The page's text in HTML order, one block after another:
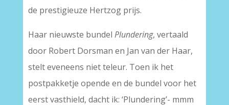
de prestigieuze Hertzog prijs.
Haar nieuwste bundel Plundering, vertaald
door Robert Dorsman en Jan van der Haar,
stelt eveneens niet teleur. Toen ik het
postpakketje opende en de bundel voor het
eerst vasthield, dacht ik: ‘Plundering’- mmm